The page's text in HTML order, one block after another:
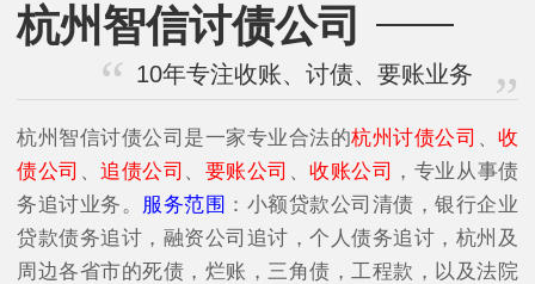
杭州智信讨债公司
10年专注收账、讨债、要账业务
杭州智信讨债公司是一家专业合法的杭州讨债公司 、收
债公司 、追债公司 、 要账公司 、收账公司 ，专业从事债
务追讨业务。 服务范围 ：小额贷款公司清债，银行企业
贷款债务追讨，融资公司追讨，个人债务追讨，杭州及
周边各省市的死债，烂账，三角债，工程款，以及法院